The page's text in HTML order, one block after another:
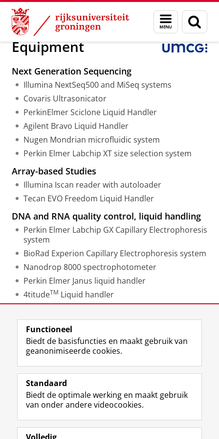
Skip
Content
Skip
Navigation
Menu
en
zoeken
Onderzoek Genome Analysis Facility
Equipment
Next Generation Sequencing
Illumina NextSeq500 and MiSeq systems
Covaris Ultrasonicator
PerkinElmer Sciclone Liquid Handler
Agilent Bravo Liquid Handler
Nugen Mondrian microfluidic system
Perkin Elmer Labchip XT size selection system
Array-based Studies
Illumina Iscan reader with autoloader
Tecan EVO Freedom Liquid Handler
DNA and RNA quality control, liquid handling
Perkin Elmer Labchip GX Capillary Electrophoresis
system
BioRad Experion Capillary Electrophoresis system
Nanodrop 8000 spectrophotometer
Perkin Elmer Janus liquid handler
4titudeTM Liquid handler
Laatst gewijzigd: 22 maart 2019 15:57
Volg de RUG
F
a
e
b
o
L
i
k
e
I
R
S
-
f
e
I
n
t
r
Y
o
T
e
Studiekiezers
Alumni
Functioneel
Biedt de basisfuncties en maakt gebruik van
geanonimiseerde cookies.
Standaard
Biedt de optimale werking en maakt gebruik
van onder andere videocookies.